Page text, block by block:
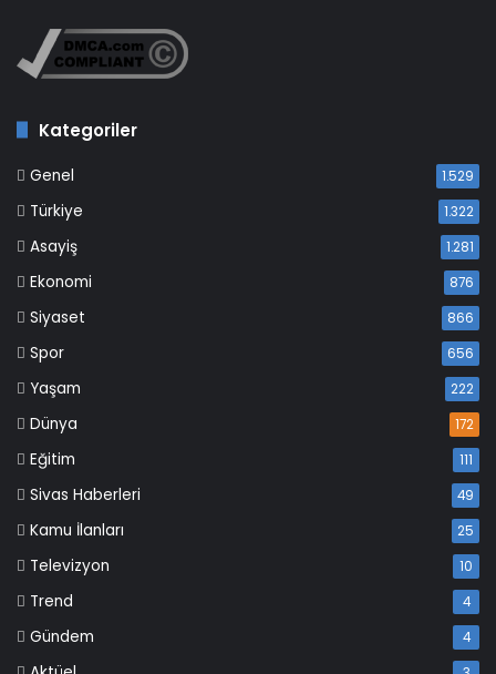
Kategoriler
Genel 1.529
Türkiye 1.322
Asayiş 1.281
Ekonomi 876
Siyaset 866
Spor 656
Yaşam 222
Dünya 172
Eğitim 111
Sivas Haberleri 49
Kamu İlanları 25
Televizyon 10
Trend 4
Gündem 4